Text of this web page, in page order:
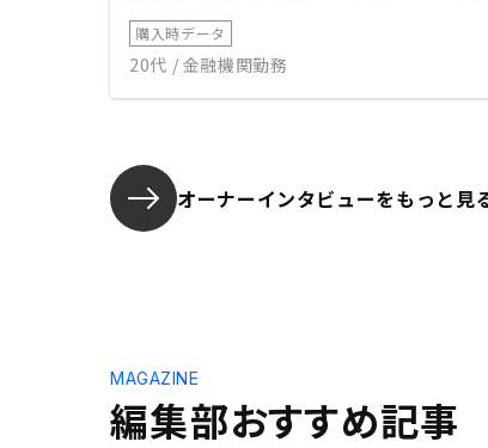
購入時データ
20代 / 金融機関勤務
オーナーインタビューをもっと見
編集部おすすめ記事
MAGAZINE